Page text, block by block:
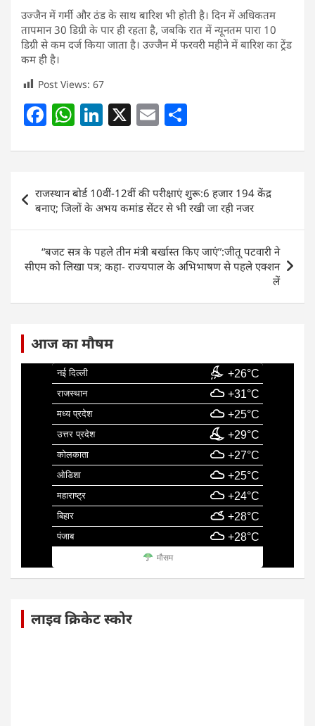
उज्जैन में गर्मी और ठंड के साथ बारिश भी होती है। दिन में अधिकतम
तापमान 30 डिग्री के पार ही रहता है, जबकि रात में न्यूनतम पारा 10
डिग्री से कम दर्ज किया जाता है। उज्जैन में फरवरी महीने में बारिश का ट्रेंड
कम ही है।
Post Views: 67
F
c
e
b
o
o
k
W
at
s
A
p
p
Li
k
e
dI
n
X E
ai
l
ar
e
navigation
राजस्थान बोर्ड 10वीं-12वीं की परीक्षाएं शुरू:6 हजार 194 केंद्र
बनाए; जिलों के अभय कमांड सेंटर से भी रखी जा रही नजर
“बजट सत्र के पहले तीन मंत्री बर्खास्त किए जाएं”:जीतू पटवारी ने
सीएम को लिखा पत्र; कहा- राज्यपाल के अभिभाषण से पहले एक्शन
लें
आज का मौषम
नई दिल्ली +26°C
राजस्थान +31°C
मध्य प्रदेश +25°C
उत्तर प्रदेश +29°C
कोलकाता +27°C
ओडिशा +25°C
महाराष्ट्र +24°C
बिहार +28°C
पंजाब +28°C
मौसम
लाइव क्रिकेट स्कोर